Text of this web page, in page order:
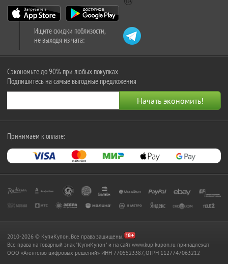
Ищите скидки поблизости,
не выходя из чата:
Сэкономьте до 90% при любых покупках
Подпишитесь на самые выгодные предложения
Принимаем к оплате:
2010-2026 © КупиКупон. Все права защищены.
Все права на товарный знак "КупиКупон" и на сайт www.kupikupon.ru принадлежат
OOO «Агентство цифровых решений» ИНН 7705523387, ОГРН 1127747063212